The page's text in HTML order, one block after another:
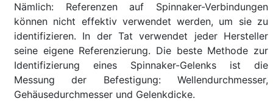
Nämlich: Referenzen auf Spinnaker-Verbindungen
können nicht effektiv verwendet werden, um sie zu
identifizieren. In der Tat verwendet jeder Hersteller
seine eigene Referenzierung. Die beste Methode zur
Identifizierung eines Spinnaker-Gelenks ist die
Messung der Befestigung: Wellendurchmesser,
Gehäusedurchmesser und Gelenkdicke.